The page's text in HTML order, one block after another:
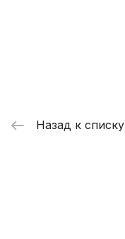
Назад к списку